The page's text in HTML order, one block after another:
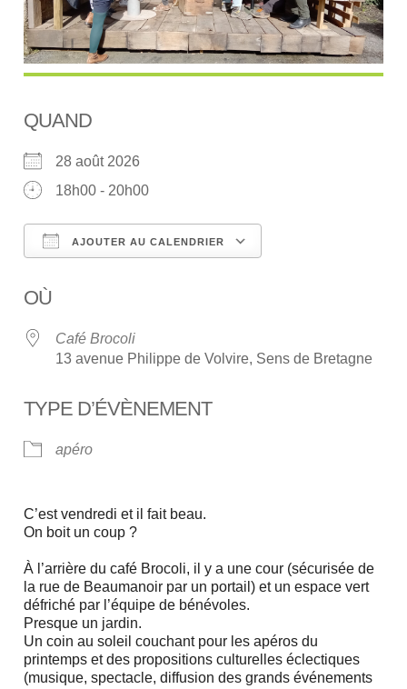
QUAND
28 août 2026
18h00 - 20h00
AJOUTER AU CALENDRIER
OÙ
Café Brocoli
13 avenue Philippe de Volvire, Sens de Bretagne
TYPE D’ÉVÈNEMENT
apéro
C’est vendredi et il fait beau.
On boit un coup ?
À l’arrière du café Brocoli, il y a une cour (sécurisée de
la rue de Beaumanoir par un portail) et un espace vert
défriché par l’équipe de bénévoles.
Presque un jardin.
Un coin au soleil couchant pour les apéros du
printemps et des propositions culturelles éclectiques
(musique, spectacle, diffusion des grands événements